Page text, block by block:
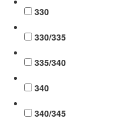
330
330/335
335/340
340
340/345